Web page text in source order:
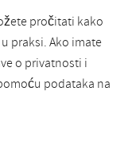
pročitati kako
praksi. Ako imate
o privatnosti i
podataka na